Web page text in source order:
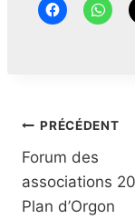
PRÉCÉDENT
Forum des
associations
Plan d’Orgon